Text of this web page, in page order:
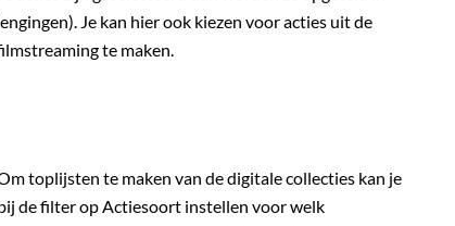
Je kan hier ook kiezen voor acties uit de
te maken.
toplijsten te maken van de digitale collecties kan je
de filter op Actiesoort instellen voor welk